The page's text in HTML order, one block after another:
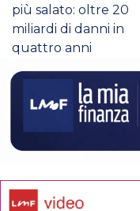
più salato: oltre 20
miliardi di danni in
quattro anni